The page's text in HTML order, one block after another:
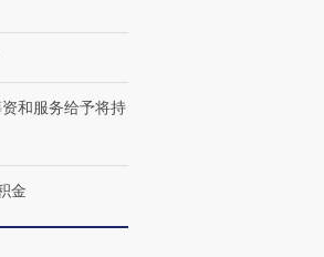
和服务给予将持
金